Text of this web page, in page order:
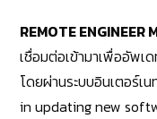
REMOTE ENGINEER
เชื่อมต่อเข้ามาเพื่ออัพเ
โดยผ่านระบบอินเตอร์เ
in updating new